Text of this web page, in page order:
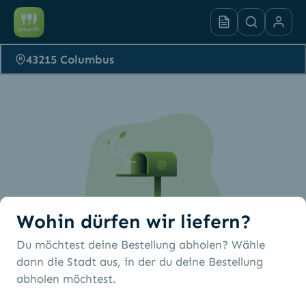
43215 Columbus
Es wurden keine
Wohin dürfen wir liefern?
Du möchtest deine Bestellung abholen? Wähle
dann die Stadt aus, in der du deine Bestellung
abholen möchtest.